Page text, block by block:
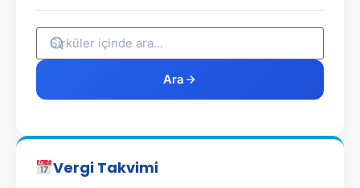
Ara
Vergi Takvimi